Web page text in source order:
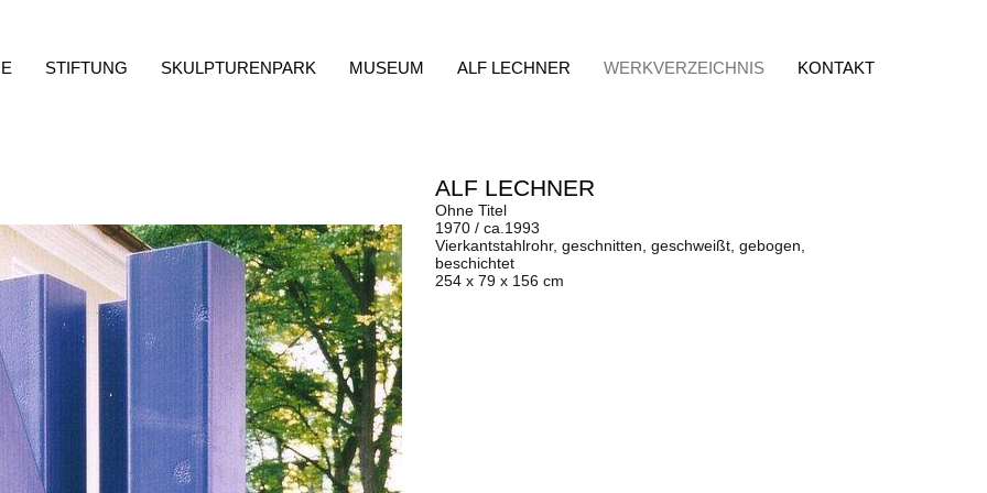
STIFTUNG SKULPTURENPARK MUSEUM ALF LECHNER WERKVERZEICHNIS KONTAKT
ALF LECHNER
Ohne Titel
1970 / ca.1993
Vierkantstahlrohr, geschnitten, geschweißt, gebogen,
beschichtet
254 x 79 x 156 cm